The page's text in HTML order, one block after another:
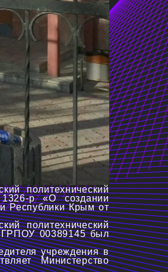
политехнический
р «О создании
Республики Крым от
политехнический
00389145 был
учреждения в
Министерство